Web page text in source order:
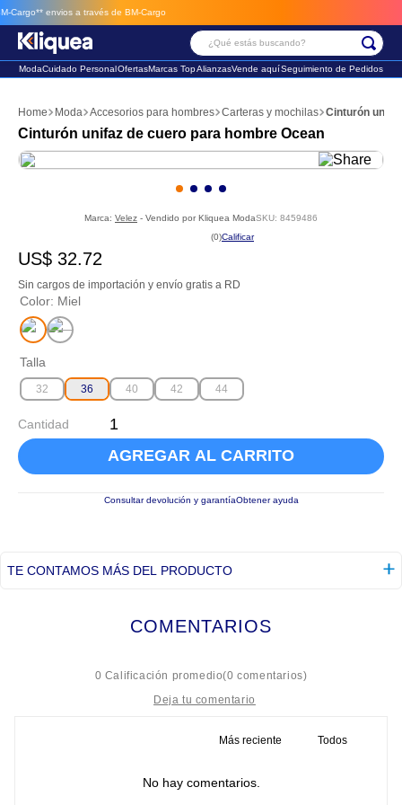
envios a través de BM-Cargo
¿Qué estás buscando?
ModaCuidado PersonalOfertasMarcas TopAlianzasVende aquíSeguimiento de Pedidos
Moda Accesorios para hombres Carteras y mochilas Cinturón
Cinturón unifaz de cuero para hombre Ocean
Marca: Velez - Vendido por Kliquea ModaSKU: 8459486
☆
(0)
US$ 32.72
Sin cargos de importación y envío gratis a RD
Color: Miel
Talla
32 36 40 42 44
Cantidad
AGREGAR AL CARRITO
Consultar devolución y garantíaObtener ayuda
TE CONTAMOS MÁS DEL PRODUCTO
COMENTARIOS
0 Calificación promedio(0 comentarios)
Más reciente Todos
No hay comentarios.
2. faldas